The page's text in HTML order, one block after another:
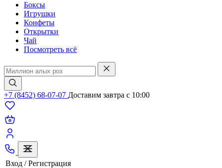
Боксы
Игрушки
Конфеты
Открытки
Чай
Посмотреть всё
+7 (8452) 68-07-07 Доставим завтра c 10:00
Вход / Регистрация